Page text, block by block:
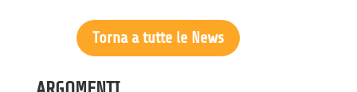
Torna a tutte le News